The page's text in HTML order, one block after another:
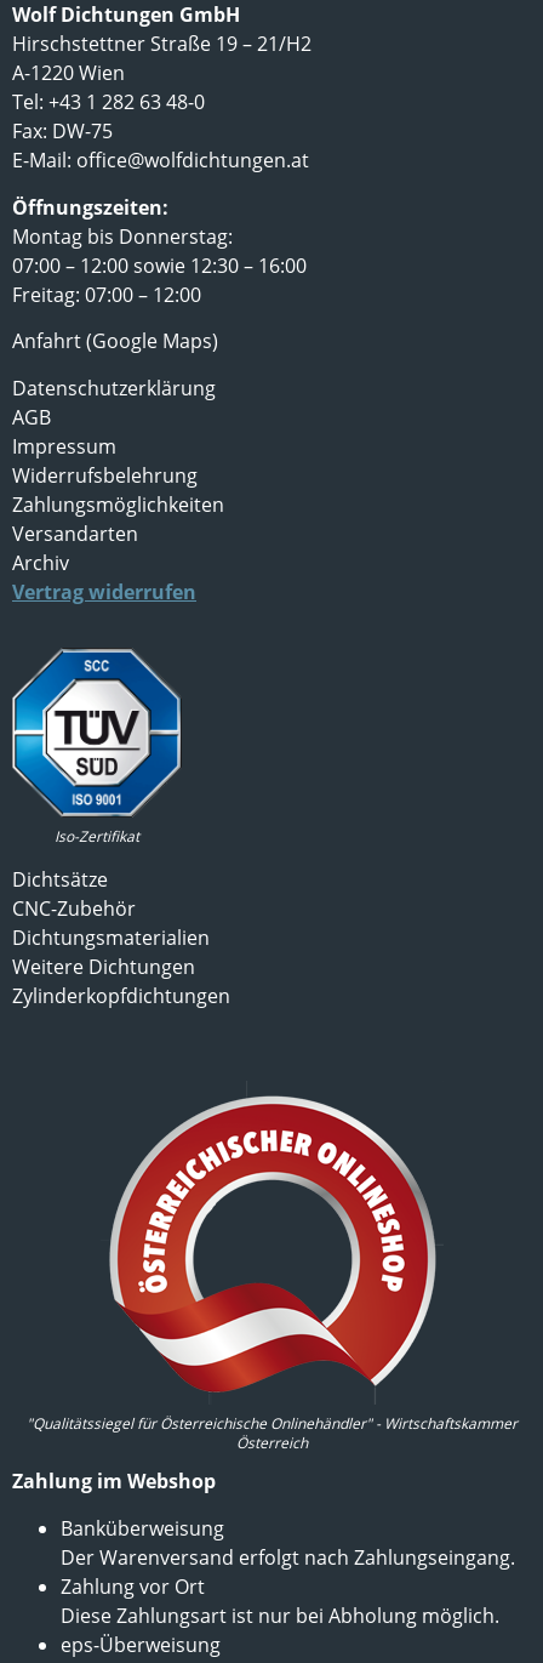
Wolf Dichtungen GmbH
Hirschstettner Straße 19 – 21/H2
A-1220 Wien
Tel: +43 1 282 63 48-0
Fax: DW-75
E-Mail: office@wolfdichtungen.at
Öffnungszeiten:
Montag bis Donnerstag:
07:00 – 12:00 sowie 12:30 – 16:00
Freitag: 07:00 – 12:00
Anfahrt (Google Maps)
Datenschutzerklärung
AGB
Impressum
Widerrufsbelehrung
Zahlungsmöglichkeiten
Versandarten
Archiv
Vertrag widerrufen
Iso-Zertifikat
Dichtsätze
CNC-Zubehör
Dichtungsmaterialien
Weitere Dichtungen
Zylinderkopfdichtungen
"Qualitätssiegel für Österreichische Onlinehändler" - Wirtschaftskammer
Österreich
Zahlung im Webshop
Banküberweisung
Der Warenversand erfolgt nach Zahlungseingang.
Zahlung vor Ort
Diese Zahlungsart ist nur bei Abholung möglich.
eps-Überweisung